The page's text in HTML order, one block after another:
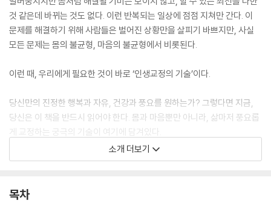
것 같은데 바뀌는 것도 없다. 이런 반복되는 일상에 점점 지쳐만 간다. 이
문제를 해결하기 위해 사람들은 벌어진 상황만을 살피기 바쁘지만, 사실
모든 문제는 몸의 불균형, 마음의 불균형에서 비롯된다.
이런 때, 우리에게 필요한 것이 바로 ‘인생교정의 기술’이다.
당신만의 진정한 행복과 자유, 건강과 풍요를 원하는가? 그렇다면 지금,
당신은 이 책을 반드시 읽어야 한다. 몸과 마음뿐만 아니라, 삶마저 풍요롭
게 교정하는 궁극의 기술이 여기에 담겨있다.
‘인생교정의 기술’ - All About Body.
소개 더보기
목차